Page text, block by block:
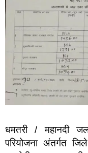
धमतरी / महानदी
परियोजना अंतर्गत